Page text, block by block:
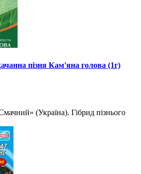
пізня Кам'яна голова (1г)
(Україна). Гібрид пізнього